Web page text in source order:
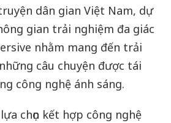
dân gian Việt Nam, dự
gian trải nghiệm đa giác
nhằm mang đến trải
câu chuyện được tái
công nghệ ánh sáng.
chọn kết hợp công nghệ